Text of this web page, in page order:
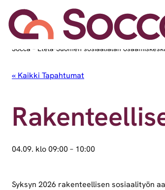
Socca – Etelä-Suomen sosiaalialan
« Kaikki Tapahtumat
04.09. klo 09:00 – 10:00
Syksyn 2026 rakenteellisen sosiaalityön